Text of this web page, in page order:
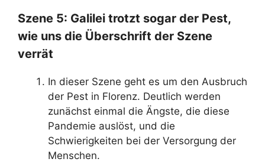
Szene 5: Galilei trotzt sogar der Pest,
wie uns die Überschrift der Szene
verrät
In dieser Szene geht es um den Ausbruch
der Pest in Florenz. Deutlich werden
zunächst einmal die Ängste, die diese
Pandemie auslöst, und die
Schwierigkeiten bei der Versorgung der
Menschen.